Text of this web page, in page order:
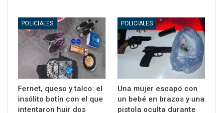
POLICIALES
Fernet, queso y talco: el
insólito botín con el que
intentaron huir dos
POLICIALES
Una mujer escapó con
un bebé en brazos y una
pistola oculta durante